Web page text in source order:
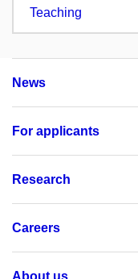
Teaching
News
For applicants
Research
Careers
About us